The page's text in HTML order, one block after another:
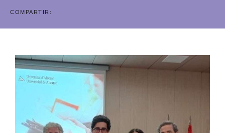
COMPARTIR: